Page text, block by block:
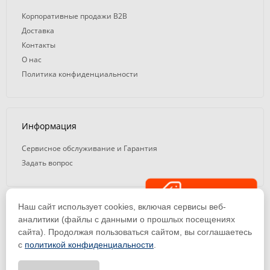
Корпоративные продажи B2B
Доставка
Контакты
О нас
Политика конфиденциальности
Информация
Сервисное обслуживание и Гарантия
Задать вопрос
© 2008 — 2026. ООО «ТК Вэлд Плюс»
Email: ideasvarki@wp116.ru
Тел.: 8 800 101-08-75 (с 10:00 до 19:00)
ООО «Торговая Компания Вэлд Плюс» | ИНН 1650288518 | ОГРН
Наш сайт использует cookies, включая сервисы веб-
аналитики (файлы с данными о прошлых посещениях
сайта). Продолжая пользоваться сайтом, вы соглашаетесь
с политикой конфиденциальности